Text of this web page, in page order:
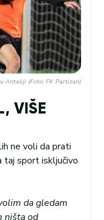
Antaliji (Foto: FK Partizan)
VIŠE
ne voli da prati
taj sport isključivo
da gledam
ništa od